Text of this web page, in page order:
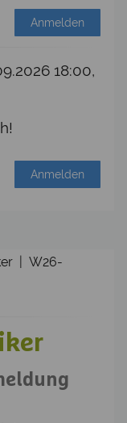
Anmelden
18:00,
Anmelden
| W26-